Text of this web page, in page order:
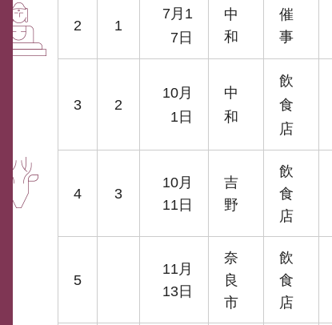
2 1
7月1
7日
中
和
催
事
3 2
10月
1日
中
和
飲
食
店
4 3
10月
11日
吉
野
飲
食
店
5
11月
13日
奈
良
市
飲
食
店